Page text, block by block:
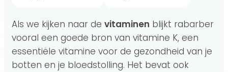
Als we kijken naar de vitaminen blijkt rabarber
vooral een goede bron van vitamine K, een
essentiële vitamine voor de gezondheid van je
botten en je bloedstolling. Het bevat ook